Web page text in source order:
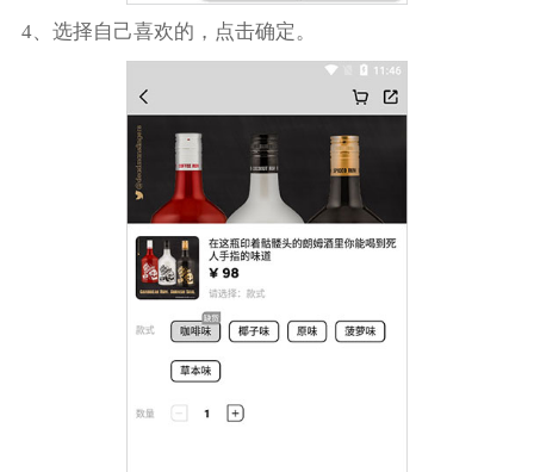
4、选择自己喜欢的，点击确定。